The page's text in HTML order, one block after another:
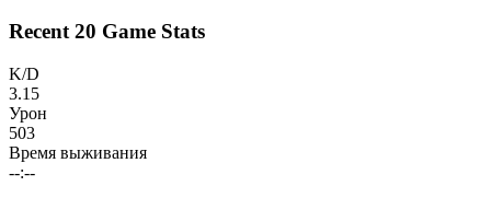
Recent 20 Game Stats
K/D
3.15
Урон
503
Время выживания
--:--